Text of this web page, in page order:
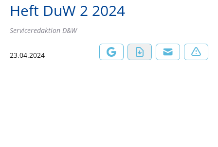
Heft DuW 2 2024
Serviceredaktion D&W
23.04.2024